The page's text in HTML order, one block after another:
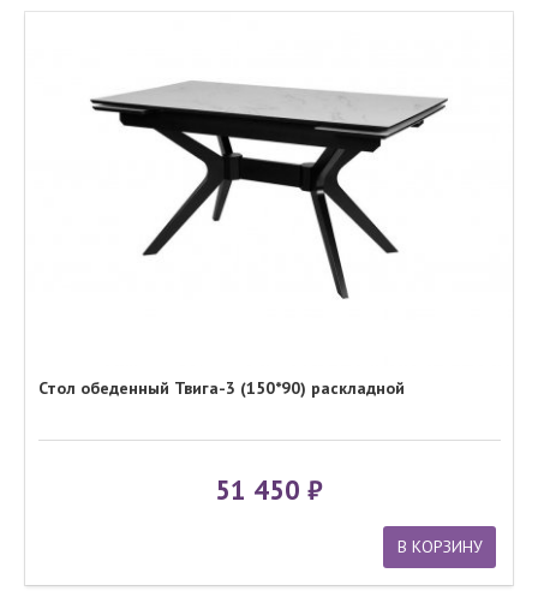
Стол обеденный Твига-3 (150*90) раскладной
51 450
В КОРЗИНУ